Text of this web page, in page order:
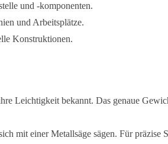
und -komponenten.
und Arbeitsplätze.
Konstruktionen.
Leichtigkeit bekannt. Das genaue
mit einer Metallsäge sägen. Für präzise